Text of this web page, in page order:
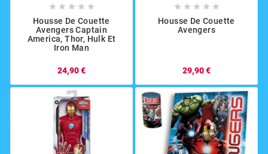
    
Housse De Couette
Avengers Captain
America, Thor, Hulk Et
Iron Man
24,90 €
    
Housse De Couette
Avengers
29,90 €